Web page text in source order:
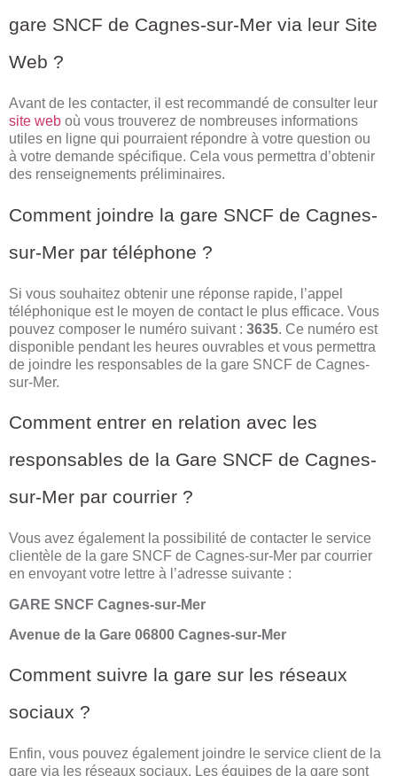
gare SNCF de Cagnes-sur-Mer via leur Site
Web ?
Avant de les contacter, il est recommandé de consulter leur
site web où vous trouverez de nombreuses informations
utiles en ligne qui pourraient répondre à votre question ou
à votre demande spécifique. Cela vous permettra d’obtenir
des renseignements préliminaires.
Comment joindre la gare SNCF de Cagnes-
sur-Mer par téléphone ?
Si vous souhaitez obtenir une réponse rapide, l’appel
téléphonique est le moyen de contact le plus efficace. Vous
pouvez composer le numéro suivant : 3635. Ce numéro est
disponible pendant les heures ouvrables et vous permettra
de joindre les responsables de la gare SNCF de Cagnes-
sur-Mer.
Comment entrer en relation avec les
responsables de la Gare SNCF de Cagnes-
sur-Mer par courrier ?
Vous avez également la possibilité de contacter le service
clientèle de la gare SNCF de Cagnes-sur-Mer par courrier
en envoyant votre lettre à l’adresse suivante :
GARE SNCF Cagnes-sur-Mer
Avenue de la Gare 06800 Cagnes-sur-Mer
Comment suivre la gare sur les réseaux
sociaux ?
Enfin, vous pouvez également joindre le service client de la
gare via les réseaux sociaux. Les équipes de la gare sont